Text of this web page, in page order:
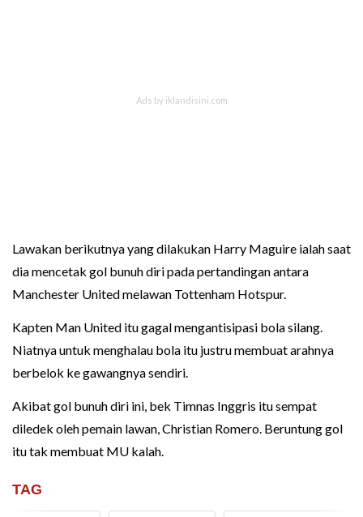
Lawakan berikutnya yang dilakukan Harry Maguire ialah saat
dia mencetak gol bunuh diri pada pertandingan antara
Manchester United melawan Tottenham Hotspur.
Kapten Man United itu gagal mengantisipasi bola silang.
Niatnya untuk menghalau bola itu justru membuat arahnya
berbelok ke gawangnya sendiri.
Akibat gol bunuh diri ini, bek Timnas Inggris itu sempat
diledek oleh pemain lawan, Christian Romero. Beruntung gol
itu tak membuat MU kalah.
TAG